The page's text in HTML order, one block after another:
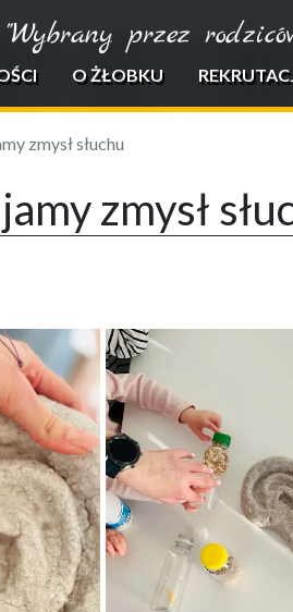
"Wybrany przez
O ŻŁOBKU
zmysł słuchu
zmysł